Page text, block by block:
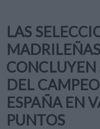
LAS
CONCLUYEN
DEL
ESPAÑA EN
PUNTOS